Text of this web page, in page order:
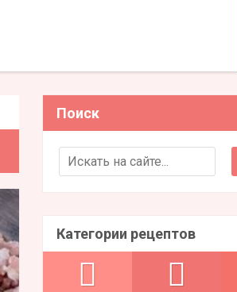
Поиск
Search for:
Категории рецептов